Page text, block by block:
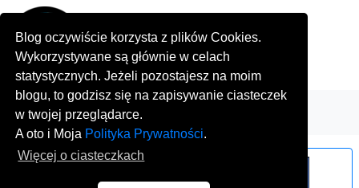
Blog oczywiście korzysta z plików Cookies.
Wykorzystywane są głównie w celach
statystycznych. Jeżeli pozostajesz na moim
blogu, to godzisz się na zapisywanie ciasteczek
w twojej przeglądarce.
A oto i Moja Polityka Prywatności.
Więcej o ciasteczkach